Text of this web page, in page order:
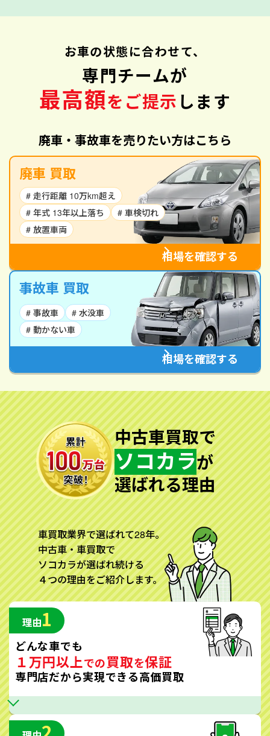
お車の状態に合わせて、
専門チームが
最高額をご提示 します
廃車・事故車を売りたい方はこちら
廃車 買取
# 走行距離 10万km超え
# 年式 13年以上落ち
# 車検切れ
# 放置車両
相場を確認する
事故車 買取
# 事故車
# 水没車
# 動かない車
相場を確認する
中古車買取で
ソコカラが
選ばれる理由
車買取業界で選ばれて28年。
中古車・車買取で
ソコカラが選ばれ続ける
４つの理由をご紹介します。
理由1
どんな車でも
１万円以上での買取を保証
専門店だから実現できる高価買取